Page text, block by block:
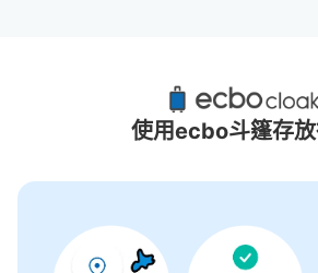
大阪環球影城步行街附近
6個投幣式置物
使用ecbo斗篷存